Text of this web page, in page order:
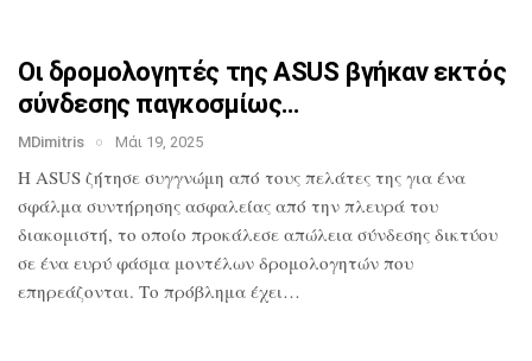
Οι δρομολογητές της ASUS βγήκαν εκτός
σύνδεσης παγκοσμίως…
MDimitris Μάι 19, 2025
Η ASUS ζήτησε συγγνώμη από τους πελάτες της για ένα
σφάλμα συντήρησης ασφαλείας από την πλευρά του
διακομιστή, το οποίο προκάλεσε απώλεια σύνδεσης δικτύου
σε ένα ευρύ φάσμα μοντέλων δρομολογητών που
επηρεάζονται. Το πρόβλημα έχει…